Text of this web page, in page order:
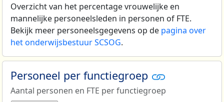
Overzicht van het percentage vrouwelijke en
mannelijke personeelsleden in personen of FTE.
Bekijk meer personeelsgegevens op de pagina over
het onderwijsbestuur SCSOG.
Personeel per functiegroep
Aantal personen en FTE per functiegroep